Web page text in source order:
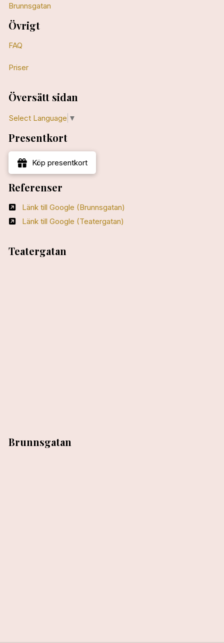
Brunnsgatan
Övrigt
FAQ
Priser
Översätt sidan
Select Language ▼
Presentkort
Köp presentkort
Referenser
Länk till Google (Brunnsgatan)
Länk till Google (Teatergatan)
Teatergatan
Brunnsgatan